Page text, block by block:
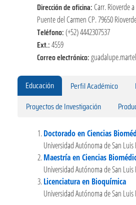
Dirección de oficina: Carr. Rioverde
Puente del Carmen CP. 79650
Teléfono:(+52) 4442307537
Ext.:4559
Correo electrónico:
Educación Perfil Académico
Proyectos de Investigación
Doctorado en Ciencias
Universidad Autónoma de San
Maestría en Ciencias
Universidad Autónoma de San
Licenciatura en Bioquímica
Universidad Autónoma de San